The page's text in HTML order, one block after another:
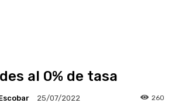
al 0% de tasa
25/07/2022 260